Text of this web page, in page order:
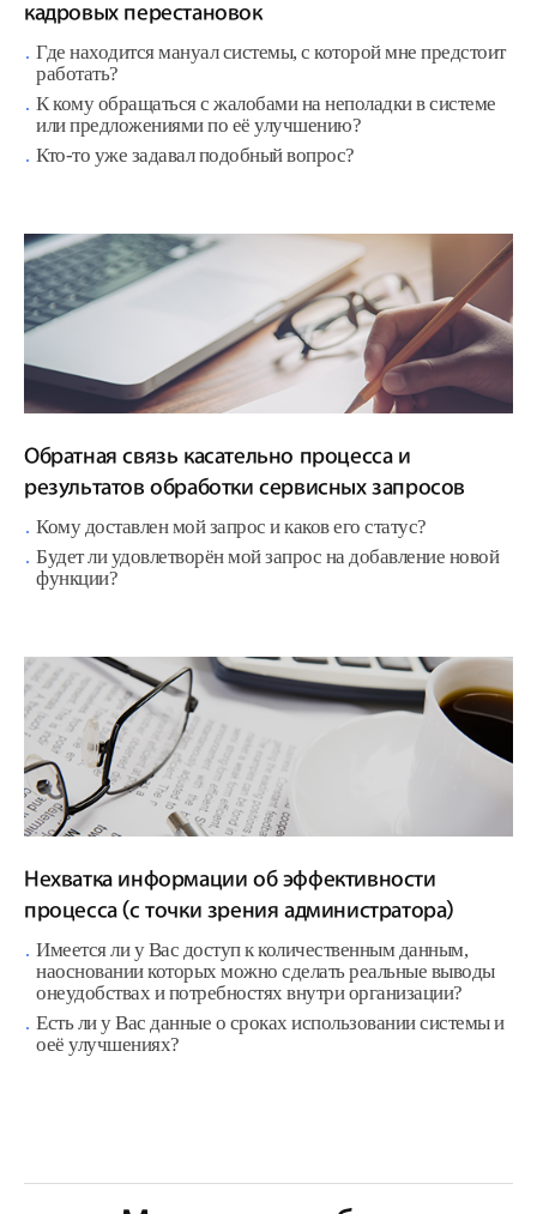
кадровых перестановок
Где находится мануал системы, с которой мне предстоит
работать?
К кому обращаться с жалобами на неполадки в системе
или предложениями по её улучшению?
Кто-то уже задавал подобный вопрос?
Обратная связь касательно процесса и
результатов обработки сервисных запросов
Кому доставлен мой запрос и каков его статус?
Будет ли удовлетворён мой запрос на добавление новой
функции?
Нехватка информации об эффективности
процесса (с точки зрения администратора)
Имеется ли у Ваc доступ к количественным данным,
наосновании которых можно сделать реальные выводы
онеудобствах и потребностях внутри организации?
Есть ли у Bac данные о сроках использовании системы и
оеё улучшениях?